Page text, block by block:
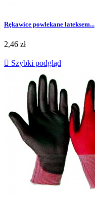
Rękawice powlekane lateksem...
Cena
2,46 zł
 Szybki podgląd